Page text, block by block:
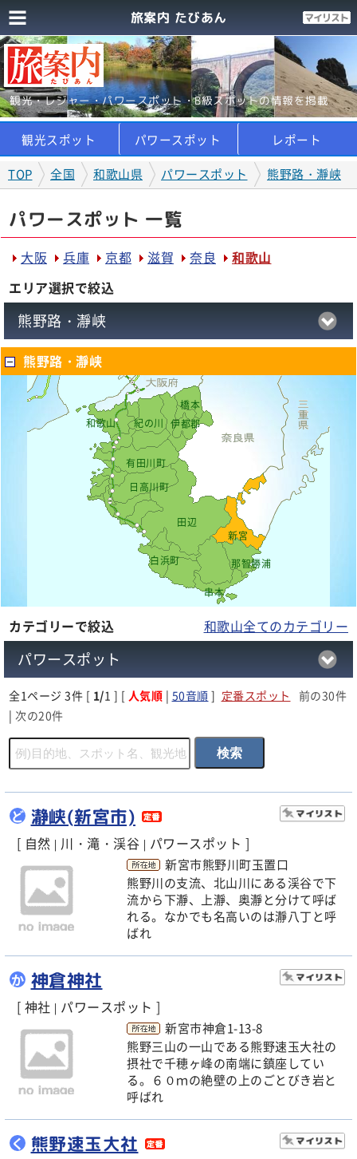
旅案内 たびあん
観光・レジャー・パワースポット・B級スポットの情報を掲載
観光スポット パワースポット
レポート
TOP
全国 和歌山県 パワースポット 熊野路・瀞峡
パワースポット 一覧
大阪 兵庫 京都 滋賀 奈良
和歌山
エリア選択で絞込
熊野路・瀞峡
熊野路・瀞峡
橋本
伊都郡
和歌山 紀の川
有田川町
日高川町
田辺
白浜町
新宮
那智勝浦
串本
カテゴリーで絞込 和歌山全てのカテゴリー
パワースポット
全1ページ 3件 [ 1/1 ] [ 人気順 | 50音順 ] 定番スポット
前の30件
| 次の20件
ど 瀞峡(新宮市)
[ 自然 | 川・滝・渓谷 | パワースポット ]
新宮市熊野川町玉置口
熊野川の支流、北山川にある渓谷で下
流から下瀞、上瀞、奥瀞と分けて呼ば
れる。なかでも名高いのは瀞八丁と呼
ばれ
か 神倉神社
[ 神社 | パワースポット ]
新宮市神倉1-13-8
熊野三山の一山である熊野速玉大社の
摂社で千穂ヶ峰の南端に鎮座してい
る。６０ｍの絶壁の上のごとびき岩と
呼ばれ
く 熊野速玉大社